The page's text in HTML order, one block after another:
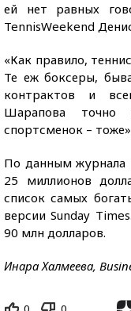
ей нет равных
TennisWeekend
«Как правило,
Те еж боксеры,
контрактов и
Шарапова точно
спортсменок –
По данным журнала
25 миллионов
список самых
версии Sunday
90 млн долларов.
Инара Халмеева,